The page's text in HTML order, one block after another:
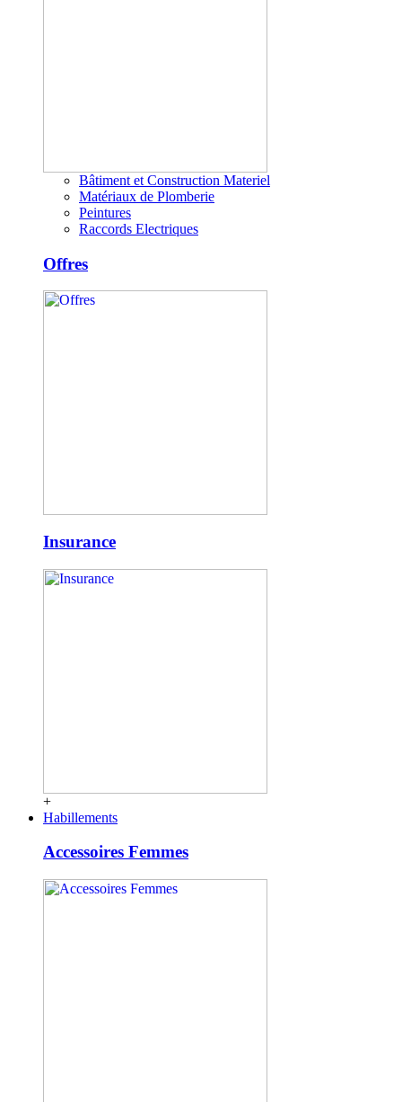
Bâtiment et Construction Materiel
Matériaux de Plomberie
Peintures
Raccords Electriques
Offres
Insurance
+
Habillements
Accessoires Femmes